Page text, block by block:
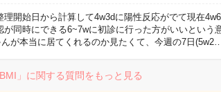
理開始日から計算して4w3dに陽性反応がでて現在
が同時にできる6~7wに初診に行った方がいいという
が本当に居てくれるのか見たくて、今週の7日
BMI」に関する質問をもっと見る